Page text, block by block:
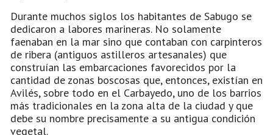
Durante muchos siglos los habitantes de Sabugo se
dedicaron a labores marineras. No solamente
faenaban en la mar sino que contaban con carpinteros
de ribera (antiguos astilleros artesanales) que
construían las embarcaciones favorecidos por la
cantidad de zonas boscosas que, entonces, existían en
Avilés, sobre todo en el Carbayedo, uno de los barrios
más tradicionales en la zona alta de la ciudad y que
debe su nombre precisamente a su antigua condición
vegetal.